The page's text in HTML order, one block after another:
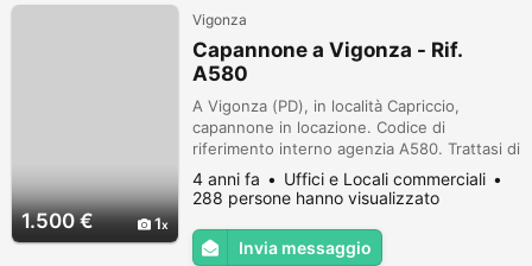
1.500 € 1
Vigonza
Capannone a Vigonza - Rif.
A580
A Vigonza (PD), in località Capriccio,
capannone in locazione. Codice di
riferimento interno agenzia A580. Trattasi di
un capannone artigianale di 500 metri
quadrati, con scoperto esterno. Subito
disponibile. Classe energetica G, IPE 180. Il
canone di locazione mensili richiesto è di
Euro 1.500.
4 anni fa
Uffici e Locali commerciali
288 persone hanno visualizzato
Invia messaggio